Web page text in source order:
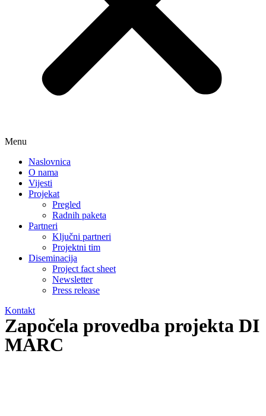
Menu
Naslovnica
O nama
Vijesti
Projekat
Pregled
Radnih paketa
Partneri
Ključni partneri
Projektni tim
Diseminacija
Project fact sheet
Newsletter
Press release
Kontakt
Započela provedba projekta DI
MARC